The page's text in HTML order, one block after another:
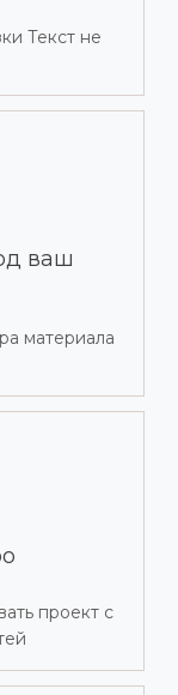
Текст не
ваш
материала
проект с